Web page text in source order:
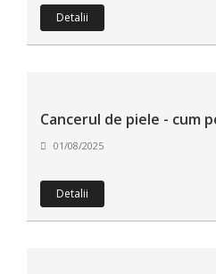
Detalii
Cancerul de piele - cum
01/08/2025
Detalii